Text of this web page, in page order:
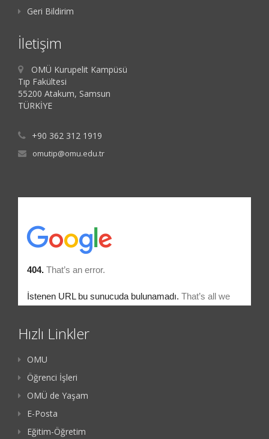
Geri Bildirim
İletişim
OMÜ Kurupelit Kampüsü
Tıp Fakültesi
55200 Atakum, Samsun
TÜRKİYE
+90 362 312 1919
omutip@omu.edu.tr
Hızlı Linkler
OMU
Öğrenci İşleri
OMÜ de Yaşam
E-Posta
Eğitim-Öğretim